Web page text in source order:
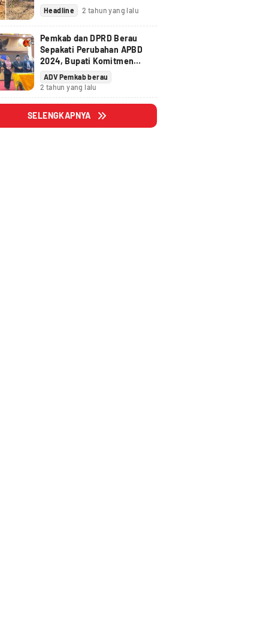
Berau Coal
Headline 2 tahun yang lalu
Pemkab dan DPRD Berau
Sepakati Perubahan APBD
2024, Bupati Komitmen
Tindak Lanjuti Pandangan
Fraksi
ADV Pemkab berau
2 tahun yang lalu
SELENGKAPNYA